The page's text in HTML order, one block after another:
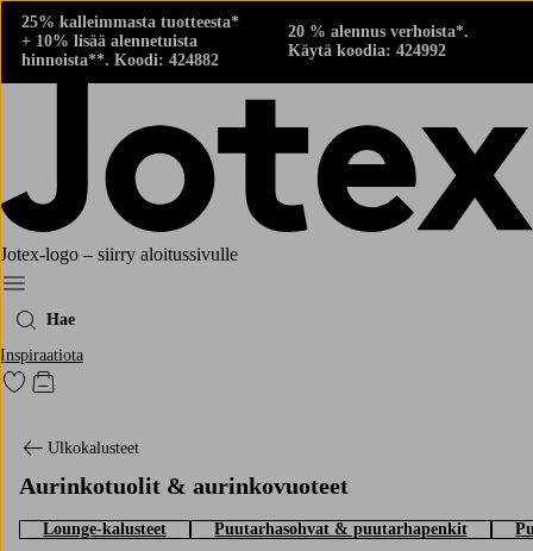
25% kalleimmasta tuotteesta*
+ 10% lisää alennetuista
hinnoista**. Koodi: 424882
20 % alennus verhoista*.
Käytä koodia: 424992
Jotex-logo – siirry aloitussivulle
Menu
Hae
Inspiraatiota
Siirry merkittyihin suosikkituotteisiin
Siirry ostoskoriin
Ulkokalusteet
Aurinkotuolit & aurinkovuoteet
Lounge-kalusteet Puutarhasohvat & puutarhapenkit